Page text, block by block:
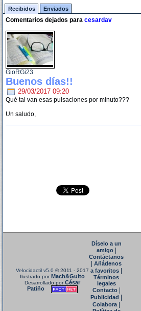
Recibidos Enviados
Comentarios dejados para cesardav
GioRGi23
Buenos días!!
29/03/2017 09:20
Qué tal van esas pulsaciones por minuto???
Un saludo,
Velocidactil v5.0 © 2011 - 2017
Ilustrado porMach&Guito
Desarrollado porCésar
Patiño
Díselo a un
amigo|
Contáctanos
Añádenos
a favoritos
Términos
legales
Contacto|
Publicidad
Colabora|